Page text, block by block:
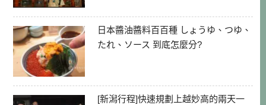
日本醬油醬料百百種 しょうゆ、つゆ、
たれ、ソース 到底怎麼分?
[新潟行程]快速規劃上越妙高的兩天一